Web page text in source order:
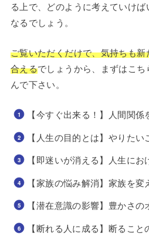
る上で、どのように考えていけ
なるでしょう。
ご覧いただくだけで、気持ちも
合えるでしょうから、まずはこ
んで下さい。
【今すぐ出来る！】人間関
【人生の目的とは】やりた
【即迷いが消える】人生に
【家族の悩み解消】家族を変
【潜在意識の影響】豊かさ
【断れる人に成る】断ること